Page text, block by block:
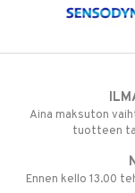
Aina maksuton
tuotteen
Ennen kello 13.00